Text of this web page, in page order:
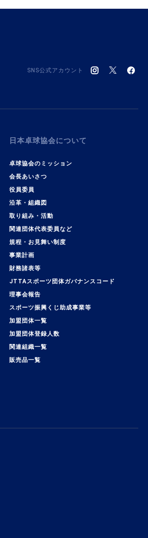
SNS公式アカウント
日本卓球協会について
卓球協会のミッション
会長あいさつ
役員委員
沿革・組織図
取り組み・活動
関連団体代表委員など
規程・お見舞い制度
事業計画
財務諸表等
JTTAスポーツ団体ガバナンスコード
理事会報告
スポーツ振興くじ助成事業等
加盟団体一覧
加盟団体登録人数
関連組織一覧
販売品一覧